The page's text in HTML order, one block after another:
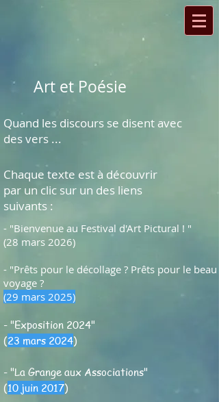
Art et Poésie
Quand les discours se disent avec
des vers ...
Chaque texte est à découvrir
par un clic sur un des liens
suivants :
- "Bienvenue au Festival d'Art Pictural ! "
(28 mars 2026)
- "Prêts pour le décollage ? Prêts pour le beau
voyage ?
(29 mars 2025)
- "Exposition 2024"
(23 mars 2024)
- "La Grange aux Associations"
(10 juin 2017)